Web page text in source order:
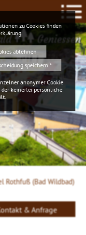
Geniessen
Rothfuß (Bad Wildbad)
& Anfrage
zu Cookies finden
.
ablehnen
speichern *
anonymer Cookie
keinerlei persönliche